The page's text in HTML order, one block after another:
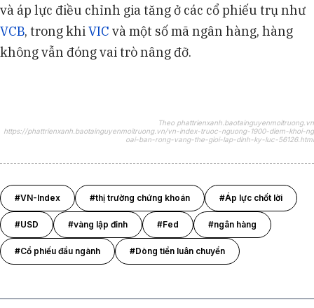
và áp lực điều chỉnh gia tăng ở các cổ phiếu trụ như
VCB, trong khiVIC và một số mã ngân hàng, hàng
không vẫn đóng vai trò nâng đỡ.
Theo phattrienxanh.baotainguyenmoitruong.vn
https://phattrienxanh.baotainguyenmoitruong.vn/vn-index-truoc-nguong-1900-diem-khoi-ng
oai-ban-rong-vang-the-gioi-lap-dinh-ky-luc-56126.html
#VN-Index #thị trường chứng khoán #Áp lực chốt lời
#USD #vàng lập đỉnh #Fed #ngân hàng
#Cổ phiếu đầu ngành #Dòng tiền luân chuyển